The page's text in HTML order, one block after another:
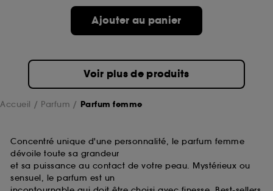
Ajouter au panier
Voir plus de produits
Accueil Parfum Parfum femme
Concentré unique d'une personnalité, le parfum femme
dévoile toute sa grandeur
et sa puissance au contact de votre peau. Mystérieux ou
sensuel, le parfum est un
de ces cookies grâce au bouton "personnaliser mes
choix" ci-dessous ou décider de "tout accepter".
Sephora pourra associer les informations de
collectées ou générées lors de votre activité en ligne
ou en magasin. Pour refuser tous les cookies, cliques
sur "continuer sans accepter". Voous pouvez à tout
souhaitez obtenir plus d'information sur les cookies